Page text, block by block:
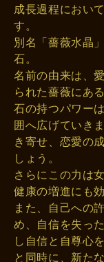
成長過程におい
す。
別名「薔薇水晶
石。
名前の由来は、
られた薔薇にあ
石の持つパワー
囲へ広げていき
き寄せ、恋愛の
しょう。
さらにこの力は
健康の増進にも
また、自己への
め、自信を失っ
し自信と自尊心
と同時に、新た